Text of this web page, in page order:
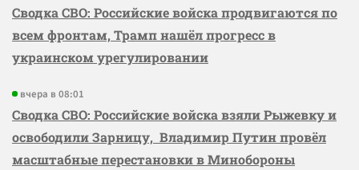
Сводка СВО: Российские войска продвигаются по
всем фронтам, Трамп нашёл прогресс в
украинском урегулировании
вчера в 08:01
Сводка СВО: Российские войска взяли Рыжевку и
освободили Зарницу, Владимир Путин провёл
масштабные перестановки в Минобороны